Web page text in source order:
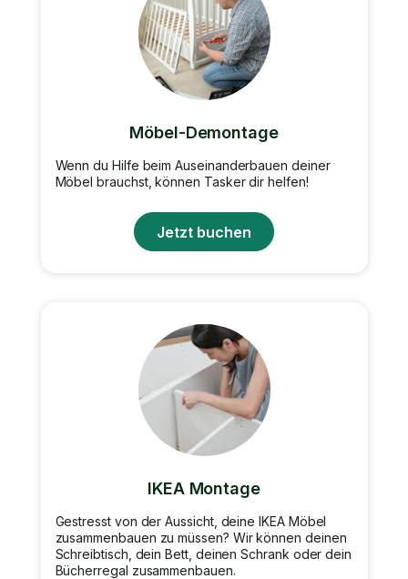
Möbel-Demontage
Wenn du Hilfe beim Auseinanderbauen deiner
Möbel brauchst, können Tasker dir helfen!
Jetzt buchen
IKEA Montage
Gestresst von der Aussicht, deine IKEA Möbel
zusammenbauen zu müssen? Wir können deinen
Schreibtisch, dein Bett, deinen Schrank oder dein
Bücherregal zusammenbauen.